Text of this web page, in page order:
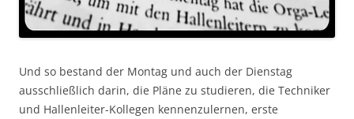
Und so bestand der Montag und auch der Dienstag
ausschließlich darin, die Pläne zu studieren, die Techniker
und Hallenleiter-Kollegen kennenzulernen, erste